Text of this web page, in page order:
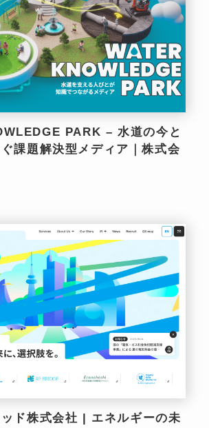
PARK – 水道の今と
課題解決型メディア｜株式会
ド株式会社 | エネルギーの未